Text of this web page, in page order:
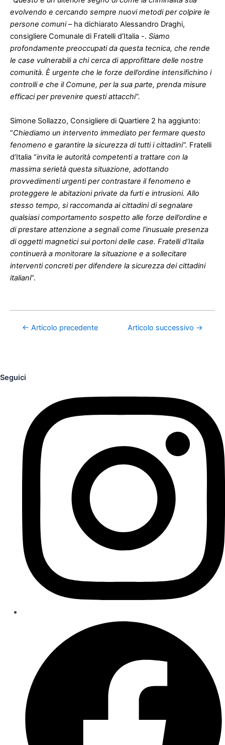
evolvendo e cercando sempre nuovi metodi per colpire le
persone comuni– ha dichiarato Alessandro Draghi,
consigliere Comunale di Fratelli d’Italia -. Siamo
profondamente preoccupati da questa tecnica, che rende
le case vulnerabili a chi cerca di approfittare delle nostre
comunità. È urgente che le forze dell’ordine intensifichino i
controlli e che il Comune, per la sua parte, prenda misure
efficaci per prevenire questi attacchi”.
Simone Sollazzo, Consigliere di Quartiere 2 ha aggiunto:
“Chiediamo un intervento immediato per fermare questo
fenomeno e garantire la sicurezza di tutti i cittadini”. Fratelli
d’Italia “invita le autorità competenti a trattare con la
massima serietà questa situazione, adottando
provvedimenti urgenti per contrastare il fenomeno e
proteggere le abitazioni private da furti e intrusioni. Allo
stesso tempo, si raccomanda ai cittadini di segnalare
qualsiasi comportamento sospetto alle forze dell’ordine e
di prestare attenzione a segnali come l’inusuale presenza
di oggetti magnetici sui portoni delle case. Fratelli d’Italia
continuerà a monitorare la situazione e a sollecitare
interventi concreti per difendere la sicurezza dei cittadini
italiani“.
← Articolo precedente Articolo successivo →
Seguici